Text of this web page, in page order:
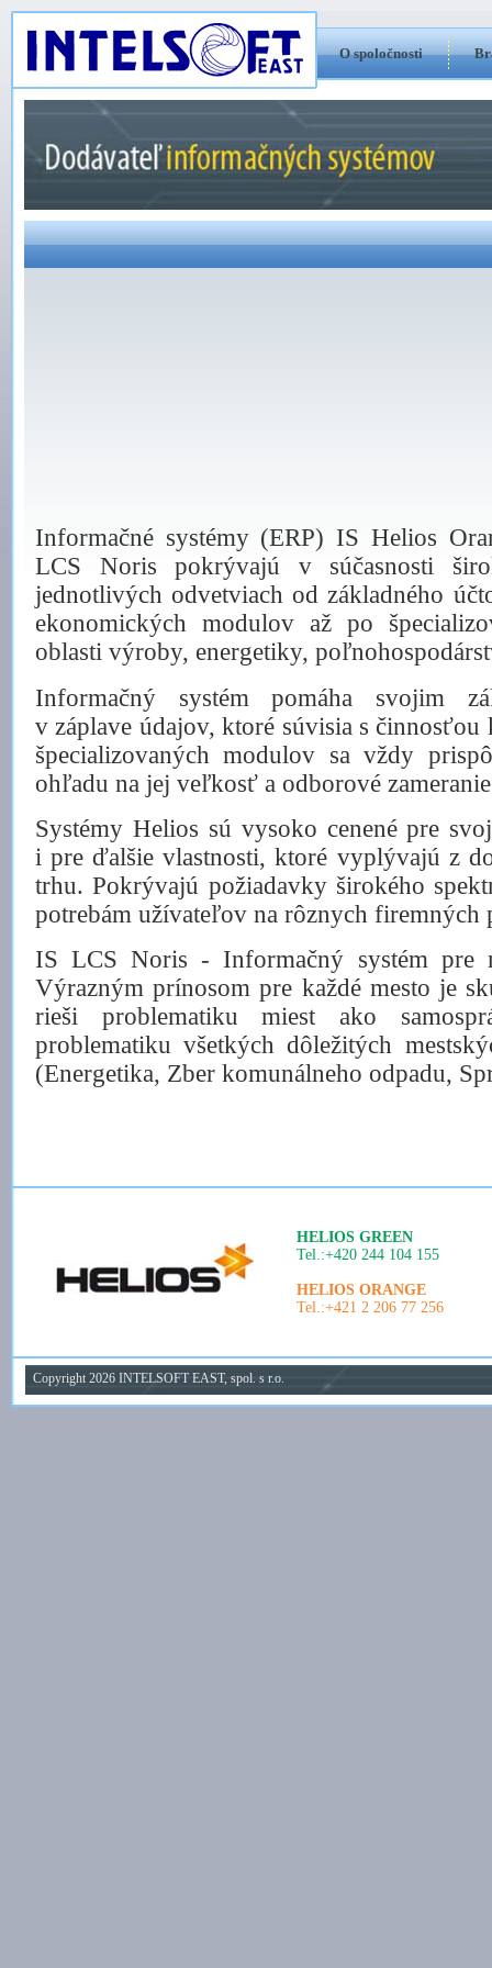
O spoločnosti
Informačné systémy (ERP) IS Helios
LCS Noris pokrývajú v súčasnosti
jednotlivých odvetviach od základného
ekonomických modulov až po
oblasti výroby, energetiky,
Informačný systém pomáha svojim
v záplave údajov, ktoré súvisia s
špecializovaných modulov sa vždy
ohľadu na jej veľkosť a odborové
Systémy Helios sú vysoko cenené pre
i pre ďalšie vlastnosti, ktoré vyplývajú z
trhu. Pokrývajú požiadavky širokého
potrebám užívateľov na rôznych firemných
IS LCS Noris - Informačný systém pre
Výrazným prínosom pre každé mesto je
rieši problematiku miest ako
problematiku všetkých dôležitých
(Energetika, Zber komunálneho odpadu,
HELIOS GREEN
Tel.:+420 244 104 155
HELIOS ORANGE
Tel.:+421 2 206 77 256
Copyright 2026 INTELSOFT EAST, spol. s r.o.